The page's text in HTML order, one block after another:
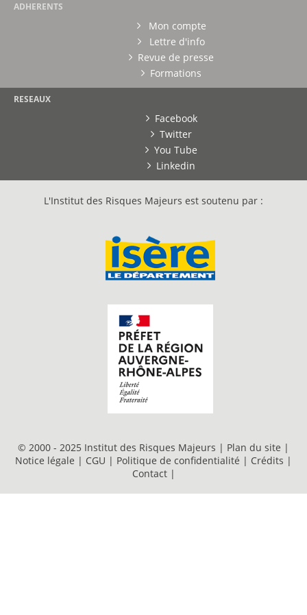
ADHERENTS
Mon compte
Lettre d'info
Revue de presse
Formations
RESEAUX
Facebook
Twitter
You Tube
Linkedin
L'Institut des Risques Majeurs est soutenu par :
© 2000 - 2025 Institut des Risques Majeurs | Plan du site |
Notice légale | CGU | Politique de confidentialité | Crédits |
Contact |